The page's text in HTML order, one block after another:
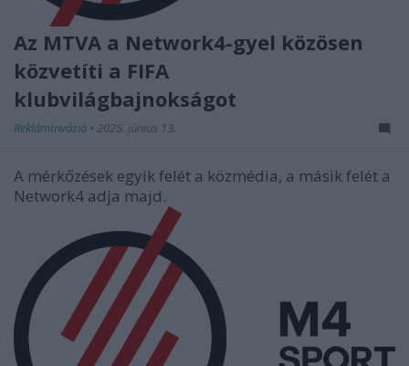
Az MTVA a Network4-gyel közösen
közvetíti a FIFA
klubvilágbajnokságot
ReklámInvázió • 2025. június 13.
A mérkőzések egyik felét a közmédia, a másik felét a
Network4 adja majd.